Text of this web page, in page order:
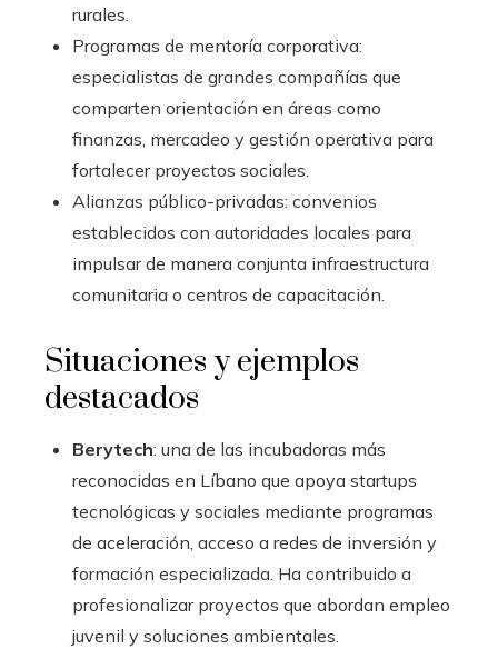
rurales.
Programas de mentoría corporativa:
especialistas de grandes compañías que
comparten orientación en áreas como
finanzas, mercadeo y gestión operativa para
fortalecer proyectos sociales.
Alianzas público-privadas: convenios
establecidos con autoridades locales para
impulsar de manera conjunta infraestructura
comunitaria o centros de capacitación.
Situaciones y ejemplos
destacados
Berytech: una de las incubadoras más
reconocidas en Líbano que apoya startups
tecnológicas y sociales mediante programas
de aceleración, acceso a redes de inversión y
formación especializada. Ha contribuido a
profesionalizar proyectos que abordan empleo
juvenil y soluciones ambientales.